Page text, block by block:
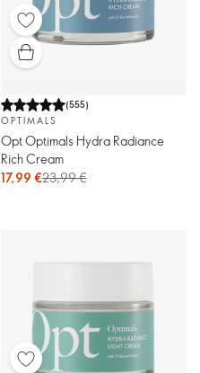
(555)
OPTIMALS
Opt Optimals Hydra Radiance
Rich Cream
17,99 €23,99 €